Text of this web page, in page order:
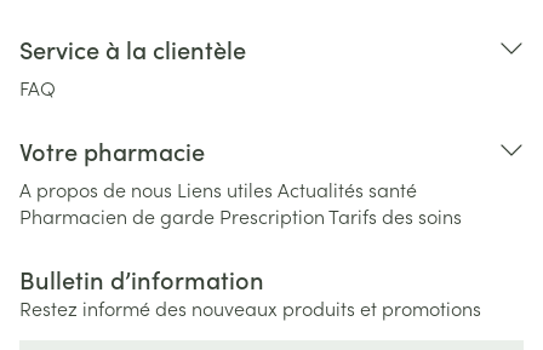
Service à la clientèle
FAQ
Votre pharmacie
A propos de nous Liens utiles Actualités santé
Pharmacien de garde PrescriptionTarifs des soins
Bulletin d’information
Restez informé des nouveaux produits et promotions